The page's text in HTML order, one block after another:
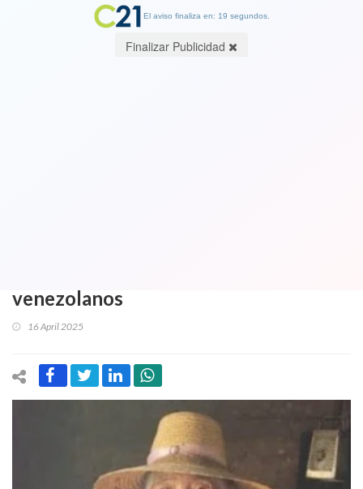
venezolanos
16 April 2025
El aviso finaliza en: 18 segundos.
Finalizar Publicidad